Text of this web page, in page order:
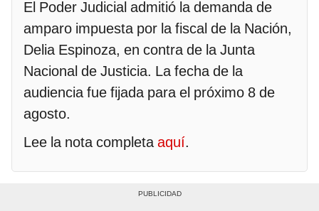
El Poder Judicial admitió la demanda de
amparo impuesta por la fiscal de la Nación,
Delia Espinoza, en contra de la Junta
Nacional de Justicia. La fecha de la
audiencia fue fijada para el próximo 8 de
agosto.
Lee la nota completa aquí.